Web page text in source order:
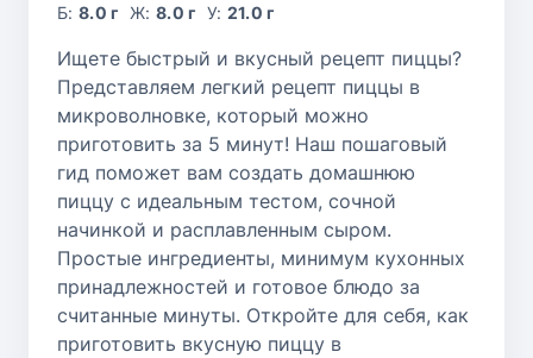
Б:8.0 г Ж: 8.0 г У: 21.0 г
Ищете быстрый и вкусный рецепт пиццы?
Представляем легкий рецепт пиццы в
микроволновке, который можно
приготовить за 5 минут! Наш пошаговый
гид поможет вам создать домашнюю
пиццу с идеальным тестом, сочной
начинкой и расплавленным сыром.
Простые ингредиенты, минимум кухонных
принадлежностей и готовое блюдо за
считанные минуты. Откройте для себя, как
приготовить вкусную пиццу в